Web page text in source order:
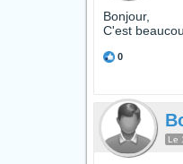
Bonjour,
C'est
0
Le